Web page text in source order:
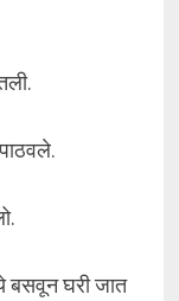
बसवून घरी जात